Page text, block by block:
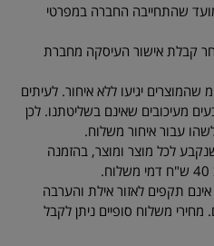
שהתחייבה החברה במפרטי
קבלת אישור העיסקה מחברת
יגיעו ללא איחור. לעיתים
מעיכובים שאינם בשליטתנו. לכן
עבור איחור משלוח.
לכל מוצר ומוצר, בהזמנה
תקפים לאזור אילת והערבה
מחירי משלוח סופיים ניתן לקבל